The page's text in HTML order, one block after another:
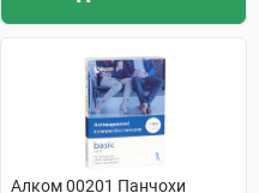
Алком 00201 Панчохи